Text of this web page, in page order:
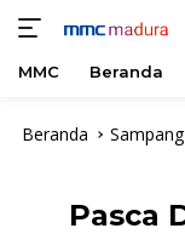
MMC Beranda
Beranda Sampang
Pasca